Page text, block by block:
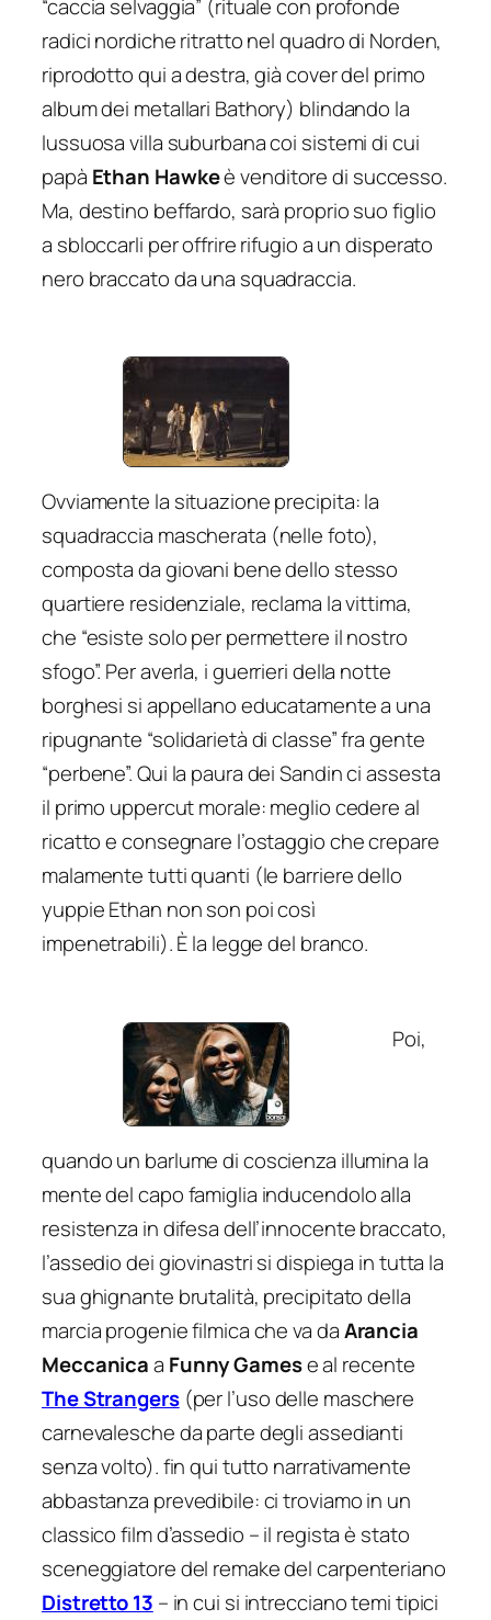
“caccia selvaggia” (rituale con profonde
radici nordiche ritratto nel quadro di Norden,
riprodotto qui a destra, già cover del primo
album dei metallari Bathory) blindando la
lussuosa villa suburbana coi sistemi di cui
papà Ethan Hawkeè venditore di successo.
Ma, destino beffardo, sarà proprio suo figlio
a sbloccarli per offrire rifugio a un disperato
nero braccato da una squadraccia.
Ovviamente la situazione precipita: la
squadraccia mascherata (nelle foto),
composta da giovani bene dello stesso
quartiere residenziale, reclama la vittima,
che “esiste solo per permettere il nostro
sfogo”. Per averla, iguerrieri della notte
borghesi si appellano educatamente a una
ripugnante “solidarietà di classe” fra gente
“perbene”. Qui la paura dei Sandin ci assesta
il primo uppercut morale: meglio cedere al
ricatto e consegnare l’ostaggio che crepare
malamente tutti quanti (le barriere dello
yuppie Ethan non son poi così
impenetrabili). È la legge del branco.
Poi,
quando un barlume di coscienza illumina la
mente del capo famiglia inducendolo alla
resistenza in difesa dell’innocente braccato,
l’assedio dei giovinastri si dispiega in tutta la
sua ghignante brutalità, precipitato della
marcia progenie filmica che va daArancia
Meccanicaa Funny Gamese al recente
The Strangers(per l’uso delle maschere
carnevalesche da parte degli assedianti
senza volto). fin qui tutto narrativamente
abbastanza prevedibile: ci troviamo in un
classico film d’assedio – il regista è stato
sceneggiatore del remake del carpenteriano
Distretto 13 – in cui si intrecciano temi tipici